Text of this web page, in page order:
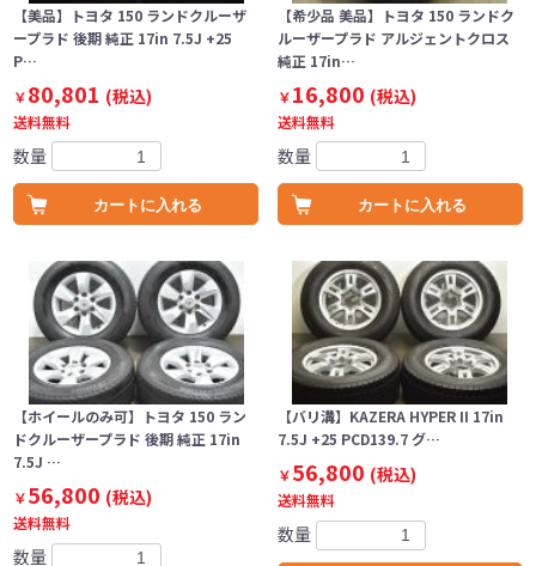
【美品】トヨタ 150 ランドクルーザ
ープラド 後期 純正 17in 7.5J +25
P…
￥80,801 (税込)
送料無料
数量
カートに入れる
【希少品 美品】トヨタ 150 ランドク
ルーザープラド アルジェントクロス
純正 17in…
￥16,800 (税込)
送料無料
数量
カートに入れる
【ホイールのみ可】トヨタ 150 ラン
ドクルーザープラド 後期 純正 17in
7.5J …
￥56,800 (税込)
送料無料
数量
【バリ溝】KAZERA HYPER II 17in
7.5J +25 PCD139.7 グ…
￥56,800 (税込)
送料無料
数量